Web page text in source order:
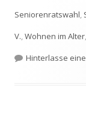
Seniorenratswahl,
V.,Wohnen im Alter,
Hinterlasse